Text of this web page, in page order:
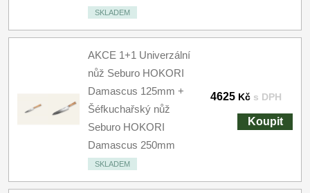
SKLADEM
AKCE 1+1 Univerzální
nůž Seburo HOKORI
Damascus 125mm +
Šéfkuchařský nůž
Seburo HOKORI
Damascus 250mm
SKLADEM
4625 Kč s DPH
Koupit